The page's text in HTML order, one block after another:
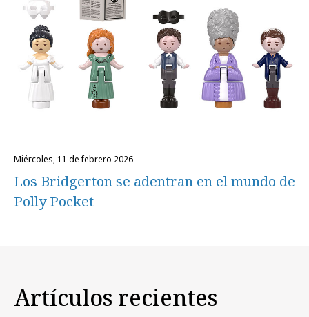
miércoles, 11 de febrero 2026
Los Bridgerton se adentran en el mundo de
Polly Pocket
Artículos recientes